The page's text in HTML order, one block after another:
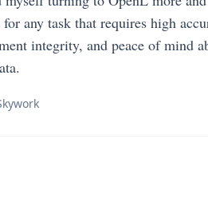
any task that requires high
integrity, and peace of mind